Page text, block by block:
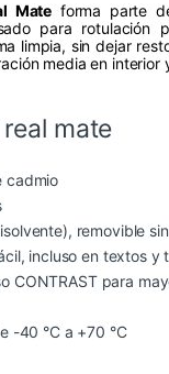
Mate forma parte
para rotulación
limpia, sin dejar
media en interior
mate
cadmio
removible
incluso en textos y
CONTRAST para
-40 °C a +70 °C